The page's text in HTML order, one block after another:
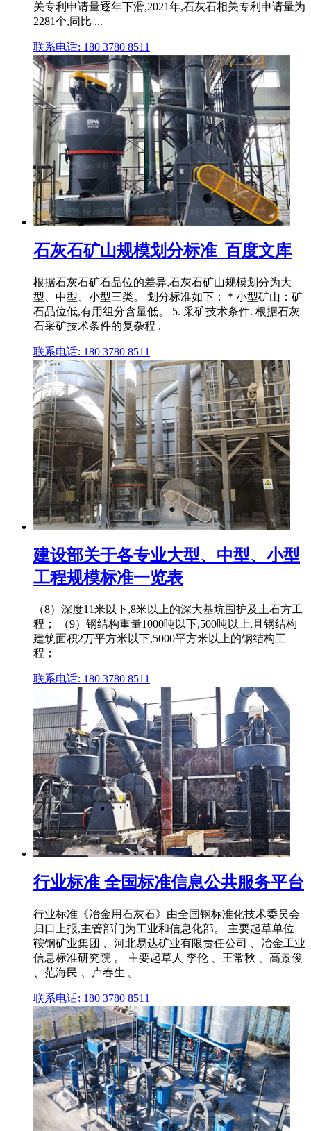
关专利申请量逐年下滑,2021年,石灰石相关专利申请量为
2281个,同比 ...
联系电话: 180 3780 8511
石灰石矿山规模划分标准_百度文库
根据石灰石矿石品位的差异,石灰石矿山规模划分为大
型、中型、小型三类。 划分标准如下： * 小型矿山：矿
石品位低,有用组分含量低。 5. 采矿技术条件. 根据石灰
石采矿技术条件的复杂程 .
联系电话: 180 3780 8511
建设部关于各专业大型、中型、小型
工程规模标准一览表
（8）深度11米以下,8米以上的深大基坑围护及土石方工
程； （9）钢结构重量1000吨以下,500吨以上,且钢结构
建筑面积2万平方米以下,5000平方米以上的钢结构工
程；
联系电话: 180 3780 8511
行业标准 全国标准信息公共服务平台
行业标准《冶金用石灰石》由全国钢标准化技术委员会
归口上报,主管部门为工业和信息化部。 主要起草单位
鞍钢矿业集团 、河北易达矿业有限责任公司 、冶金工业
信息标准研究院 。 主要起草人 李伦 、王常秋 、高景俊
、范海民 、卢春生 。
联系电话: 180 3780 8511